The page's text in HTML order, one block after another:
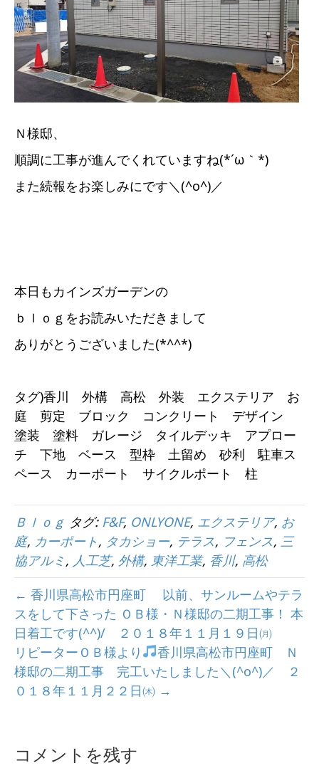
Ｎ様邸、
順調に工事が進んでくれていますね(*´ω｀*)
また続報をお楽しみにです＼(^o^)／
本日もカインズガーデンの
ｂｌｏｇをお読みいただきまして
ありがとうございました(*^^*)
タグ)香川 外構 高松 外装 エクステリア お
庭 剪定 ブロック コンクリート デザイン
塗装 塗料 ガレージ タイルデッキ アプロー
チ 下地 ベース 型枠 土留め 砂利 駐車ス
ペース カーポート サイクルポート 柱
Ｂｌｏｇ タグ: F&F, ONLYONE, エクステリア, お
庭, カーポート, タカショー, テラス, フェンス, 三
協アルミ, 人工芝, 外構, 東洋工業, 香川, 高松
← 香川県高松市円座町 以前、サンルームやテラ
スをして下さった ＯＢ様・Ｎ様邸の二期工事！ 本
日着工です(^^)/ ２０１８年１１月１９日㈪
リピーターＯＢ様より
香川県高松市円座町 Ｎ
様邸の二期工事 完工いたしました＼(^o^)／ ２
０１８年１１月２２日㈭ →
コメントを残す